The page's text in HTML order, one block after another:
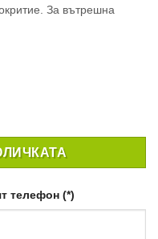
За вътрешна
MATT EMULSION
телефон (*)